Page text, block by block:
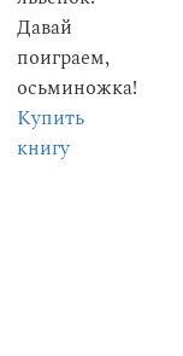
Давай
поиграем,
осьминожка!
Купить
книгу